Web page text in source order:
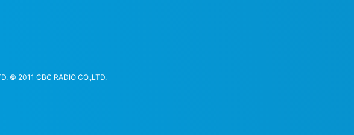
© 2011 CBC RADIO CO.,LTD.